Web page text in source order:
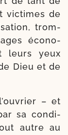
vic­times de
trom­
écono­
leurs yeux
Dieu et de
– et
sa condi­
autre au